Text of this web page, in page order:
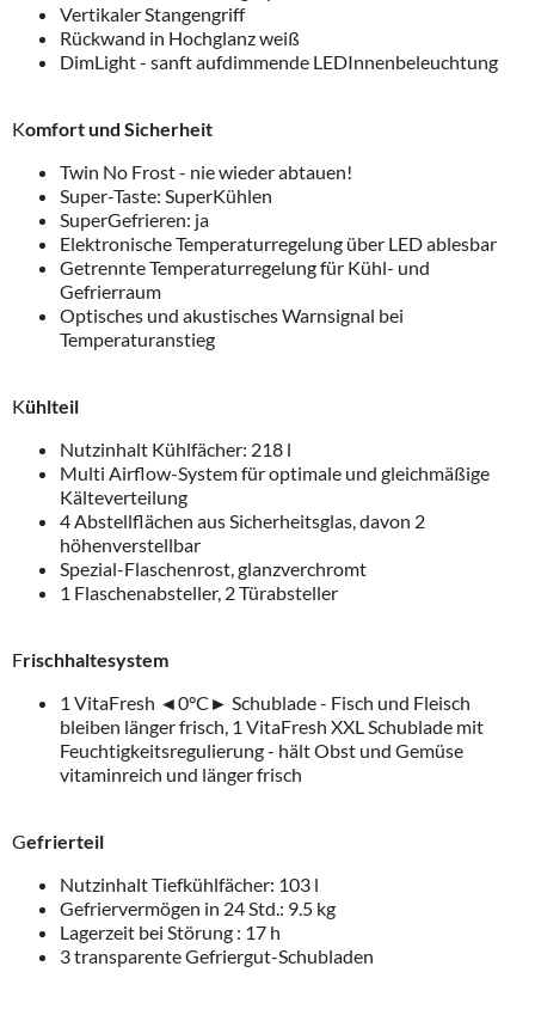
Vertikaler Stangengriff
Rückwand in Hochglanz weiß
DimLight - sanft aufdimmende LEDInnenbeleuchtung
Komfort und Sicherheit
Twin No Frost - nie wieder abtauen!
Super-Taste: SuperKühlen
SuperGefrieren: ja
Elektronische Temperaturregelung über LED ablesbar
Getrennte Temperaturregelung für Kühl- und
Gefrierraum
Optisches und akustisches Warnsignal bei
Temperaturanstieg
Kühlteil
Nutzinhalt Kühlfächer: 218 l
Multi Airflow-System für optimale und gleichmäßige
Kälteverteilung
4 Abstellflächen aus Sicherheitsglas, davon 2
höhenverstellbar
Spezial-Flaschenrost, glanzverchromt
1 Flaschenabsteller, 2 Türabsteller
Frischhaltesystem
1 VitaFresh ◄0°C ► Schublade - Fisch und Fleisch
bleiben länger frisch, 1 VitaFresh XXL Schublade mit
Feuchtigkeitsregulierung - hält Obst und Gemüse
vitaminreich und länger frisch
Gefrierteil
Nutzinhalt Tiefkühlfächer: 103 l
Gefriervermögen in 24 Std.: 9.5 kg
Lagerzeit bei Störung : 17 h
3 transparente Gefriergut-Schubladen